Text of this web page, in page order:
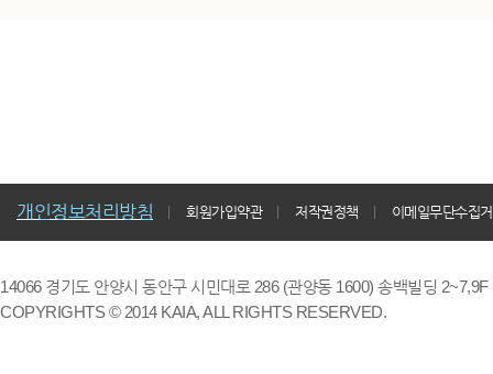
개인정보처리방침 회원가입약관 저작권정책 이메일무단수집
14066 경기도 안양시 동안구 시민대로 286 (관양동 1600) 송백빌딩
COPYRIGHTS © 2014 KAIA, ALL RIGHTS RESERVED.